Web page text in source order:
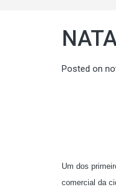
Posted on
Um dos
comercial da